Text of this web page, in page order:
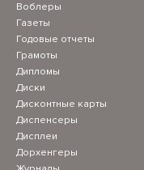
Воблеры
Газеты
Годовые отчеты
Грамоты
Дипломы
Диски
Дисконтные карты
Диспенсеры
Дисплеи
Дорхенгеры